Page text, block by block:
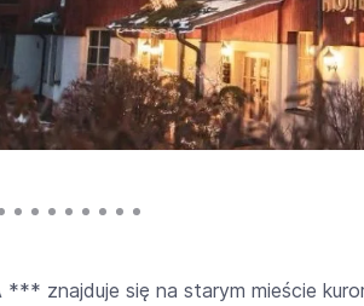
*** znajduje się na starym mieście